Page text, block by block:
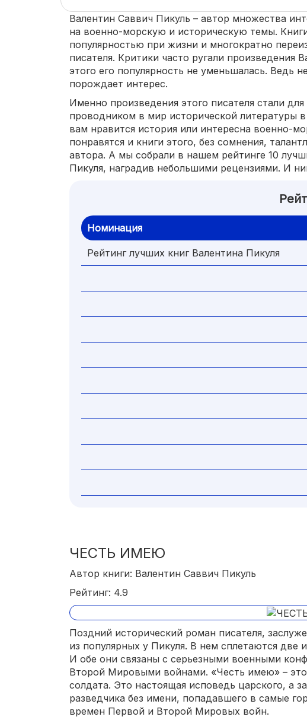
Валентин Саввич Пикуль – автор множества
на военно-морскую и историческую темы.
популярностью при жизни и многократно
писателя. Критики часто ругали произведения
этого его популярность не уменьшалась. Ведь
порождает интерес.
Именно произведения этого писателя стали
проводником в мир исторической литературы
вам нравится история или интересна военно-
понравятся и книги этого, без сомнения,
автора. А мы собрали в нашем рейтинге 10
Пикуля, наградив небольшими рецензиями. И
Номинация
Рейтинг лучших книг Валентина Пикуля
ЧЕСТЬ ИМЕЮ
Автор книги: Валентин Саввич Пикуль
Рейтинг: 4.9
Поздний исторический роман писателя,
из популярных у Пикуля. В нем сплетаются две
И обе они связаны с серьезными военными
Второй Мировыми войнами. «Честь имею» – это
солдата. Это настоящая исповедь царского, а
разведчика без имени, попадавшего в самые
времен Первой и Второй Мировых войн.